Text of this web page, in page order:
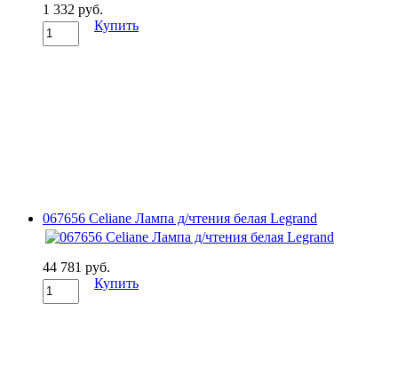
1 332 руб.
Купить
067656 Celiane Лампа д/чтения белая Legrand
44 781 руб.
Купить